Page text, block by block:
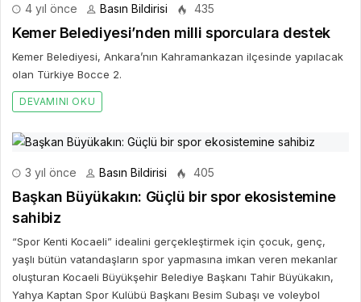
4 yıl önce Basın Bildirisi 435
Kemer Belediyesi’nden milli sporculara destek
Kemer Belediyesi, Ankara’nın Kahramankazan ilçesinde yapılacak
olan Türkiye Bocce 2.
DEVAMINI OKU
3 yıl önce Basın Bildirisi 405
Başkan Büyükakın: Güçlü bir spor ekosistemine
sahibiz
“Spor Kenti Kocaeli” idealini gerçekleştirmek için çocuk, genç,
yaşlı bütün vatandaşların spor yapmasına imkan veren mekanlar
oluşturan Kocaeli Büyükşehir Belediye Başkanı Tahir Büyükakın,
Yahya Kaptan Spor Kulübü Başkanı Besim Subaşı ve voleybol